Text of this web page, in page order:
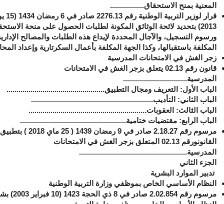
المعنية بمنح الاستحقاق.................
قرار لوزير
2013) بتحديد لائحة الوثائق المكونة لطلبات الحصول على منحة
ورسوم التسجيل، والآجال المحددة لإيداع هذه الطلبات والمصالح
المكلفة باستقبالها، وكذا الجهة المكلفة بأعمال السكرتارية وإعداد
زجر الغش في الامتحانات المدرسية
قانون رقم
02.13 يتعلق بزجر الغش في الامتحانات
المدرسية................................
الباب الأول: التعريف ومجال التطبيق.................................................
الباب الثاني: التأديب.............................................................
الباب الثالث: العقوبات...........................................................
الباب الرابع: مقتضيات ختامية.....................................................
مرسوم رقم 2.18.27 صادر في 9 رمضان 1439 ( 25 ماي 2018 ) بتطبيق
القانونورقم 02.13 المتعلق بزجر الغش في الامتحانات
المدرسية......................................................
الجزء الثاني
تدبير الموارد البشرية
النظام الأساسي الخاص بموظفي وزارة التربية الوطنية
مرسوم رقم 2.02.854 صادر في 8 ذي الحجة 1423 (10 فبراير
2003)